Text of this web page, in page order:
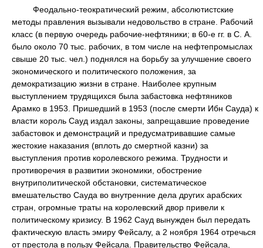
Феодально-теократический режим, абсолютистские
методы правления вызывали недовольство в стране. Рабочий
класс (в первую очередь рабочие-нефтяники; в 60-е гг. в С. А.
было около 70 тыс. рабочих, в том числе на нефтепромыслах
свыше 20 тыс. чел.) поднялся на борьбу за улучшение своего
экономического и политического положения, за
демократизацию жизни в стране. Наиболее крупным
выступлением трудящихся была забастовка нефтяников
Арамко в 1953. Пришедший в 1953 (после смерти Ибн Сауда) к
власти король Сауд издал законы, запрещавшие проведение
забастовок и демонстраций и предусматривавшие самые
жестокие наказания (вплоть до смертной казни) за
выступления против королевского режима. Трудности и
противоречия в развитии экономики, обострение
внутриполитической обстановки, систематическое
вмешательство Сауда во внутренние дела других арабских
стран, огромные траты на королевский двор привели к
политическому кризису. В 1962 Сауд вынужден был передать
фактическую власть эмиру Фейсалу, а 2 ноября 1964 отречься
от престола в пользу Фейсала. Правительство Фейсала,